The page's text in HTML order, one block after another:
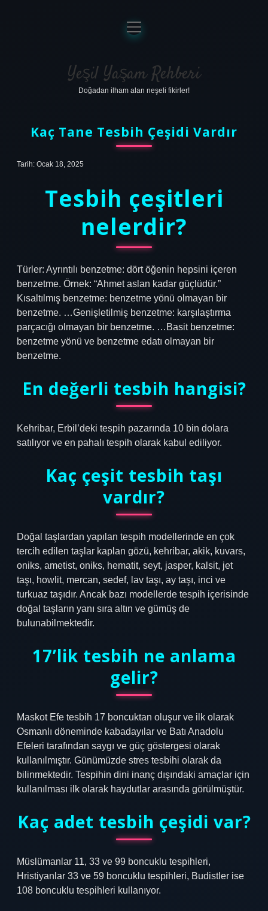
Anasayfa
Gizlilik Politikası
Yasal Uyarı
menüyü
aç
Yeşil Yaşam Rehberi
Doğadan ilham alan neşeli fikirler!
Kaç Tane Tesbih Çeşidi Vardır
Tarih: Ocak 18, 2025
Tesbih çeşitleri
nelerdir?
Türler: Ayrıntılı benzetme: dört öğenin hepsini içeren
benzetme. Örnek: “Ahmet aslan kadar güçlüdür.”
Kısaltılmış benzetme: benzetme yönü olmayan bir
benzetme. …Genişletilmiş benzetme: karşılaştırma
parçacığı olmayan bir benzetme. …Basit benzetme:
benzetme yönü ve benzetme edatı olmayan bir
benzetme.
En değerli tesbih hangisi?
Kehribar, Erbil’deki tespih pazarında 10 bin dolara
satılıyor ve en pahalı tespih olarak kabul ediliyor.
Kaç çeşit tesbih taşı
vardır?
Doğal taşlardan yapılan tespih modellerinde en çok
tercih edilen taşlar kaplan gözü, kehribar, akik, kuvars,
oniks, ametist, oniks, hematit, seyt, jasper, kalsit, jet
taşı, howlit, mercan, sedef, lav taşı, ay taşı, inci ve
turkuaz taşıdır. Ancak bazı modellerde tespih içerisinde
doğal taşların yanı sıra altın ve gümüş de
bulunabilmektedir.
17’lik tesbih ne anlama
gelir?
Maskot Efe tesbih 17 boncuktan oluşur ve ilk olarak
Osmanlı döneminde kabadayılar ve Batı Anadolu
Efeleri tarafından saygı ve güç göstergesi olarak
kullanılmıştır. Günümüzde stres tesbihi olarak da
bilinmektedir. Tespihin dini inanç dışındaki amaçlar için
kullanılması ilk olarak haydutlar arasında görülmüştür.
Kaç adet tesbih çeşidi var?
Müslümanlar 11, 33 ve 99 boncuklu tespihleri,
Hristiyanlar 33 ve 59 boncuklu tespihleri, Budistler ise
108 boncuklu tespihleri ​​kullanıyor.